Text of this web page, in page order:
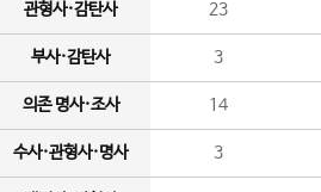
관형사·감탄사 23
부사·감탄사 3
의존 명사·조사 14
수사·관형사·명사 3